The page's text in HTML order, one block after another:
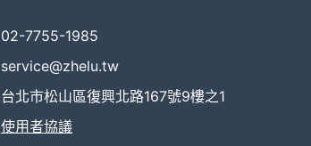
02-7755-1985
service@zhelu.tw
台北市松山區復興北路167號9樓之1
使用者協議